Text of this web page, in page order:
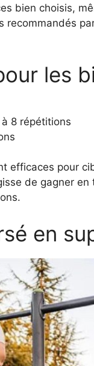
bien choisis,
recommandés
les
8 répétitions
efficaces pour
de gagner
en